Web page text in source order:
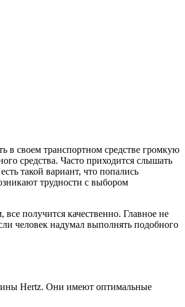
в своем транспортном средстве громкую
средства. Часто приходится слышать
такой вариант, что попались
трудности с выбором
получится качественно. Главное не
человек надумал выполнять подобного
Hertz. Они имеют оптимальные